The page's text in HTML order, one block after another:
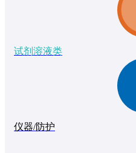
试剂溶液类
仪器/防护